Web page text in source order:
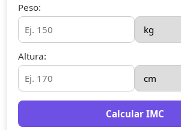
Peso:
Altura:
Calcular IMC